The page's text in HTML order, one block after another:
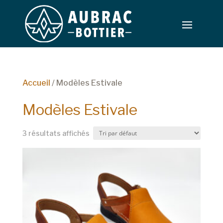
Accueil / Modèles Estivale
Modèles Estivale
3 résultats affichés